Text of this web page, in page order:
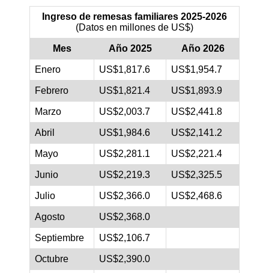
Ingreso de remesas familiares 2025-2026
(Datos en millones de US$)
Mes Año 2025 Año 2026
Enero US$1,817.6 US$1,954.7
Febrero US$1,821.4 US$1,893.9
Marzo US$2,003.7 US$2,441.8
Abril US$1,984.6 US$2,141.2
Mayo US$2,281.1 US$2,221.4
Junio US$2,219.3 US$2,325.5
Julio US$2,366.0 US$2,468.6
Agosto US$2,368.0
Septiembre US$2,106.7
Octubre US$2,390.0